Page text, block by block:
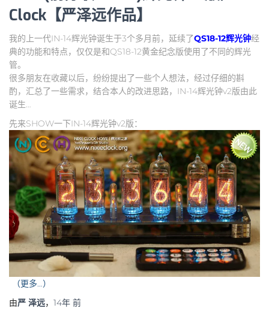
Clock【严泽远作品】
我的上一代IN-14辉光钟诞生于3个多月前，延续了QS18-12辉光钟经
典的功能和特点，仅仅是和QS18-12黄金纪念版使用了不同的辉光
管。
很多朋友在收藏以后，纷纷提出了一些个人想法，经过仔细的斟
酌，汇总了一些需求，结合本人的改进思路，IN-14辉光钟v2版由此
诞生…
先来SHOW一下IN-14辉光钟v2版：
（更多…）
由严 泽远， 14年 前